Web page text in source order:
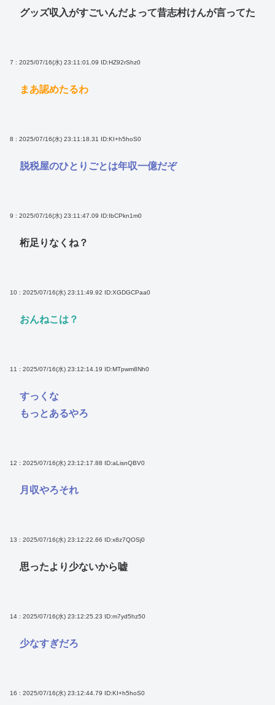
グッズ収入がすごいんだよって昔志村けんが言ってた
7 : 2025/07/16(水) 23:11:01.09 ID:HZ92rShz0
まあ認めたるわ
8 : 2025/07/16(水) 23:11:18.31 ID:KI+h5hoS0
脱税屋のひとりごとは年収一億だぞ
9 : 2025/07/16(水) 23:11:47.09 ID:IbCPkn1m0
桁足りなくね？
10 : 2025/07/16(水) 23:11:49.92 ID:XGDGCPaa0
おんねこは？
11 : 2025/07/16(水) 23:12:14.19 ID:MTpwm8Nh0
すっくな
もっとあるやろ
12 : 2025/07/16(水) 23:12:17.88 ID:aLisnQBV0
月収やろそれ
13 : 2025/07/16(水) 23:12:22.66 ID:x8z7QOSj0
思ったより少ないから嘘
14 : 2025/07/16(水) 23:12:25.23 ID:m7yd5hz50
少なすぎだろ
16 : 2025/07/16(水) 23:12:44.79 ID:KI+h5hoS0